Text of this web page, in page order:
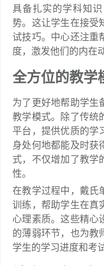
具备扎实的学科知
势。这让学生在接受
试技巧。中心还注重
度，激发他们的内在
全方位的教学
为了更好地帮助学生
教学模式。除了传统
平台，提供优质的学
身处何地都能及时获
式，不仅增加了教学
性。
在教学过程中，戴氏
训练，帮助学生在真
心理素质。这些精心
的薄弱环节，也为教
学生的学习进度和考